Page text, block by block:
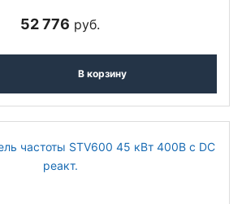
52 776 руб.
В корзину